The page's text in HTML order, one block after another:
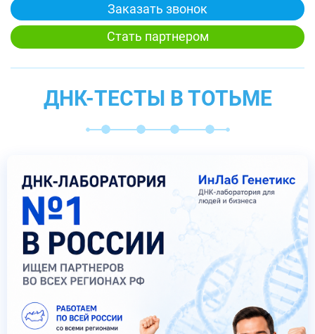
Заказать звонок
Стать партнером
ДНК-ТЕСТЫ В ТОТЬМЕ